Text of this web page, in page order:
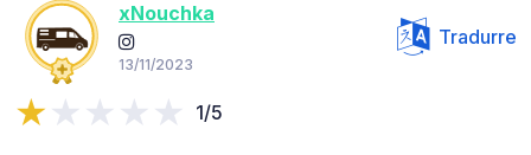
xNouchka
13/11/2023
Tradurre
1/5